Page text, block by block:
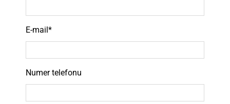
E-mail*
Numer telefonu